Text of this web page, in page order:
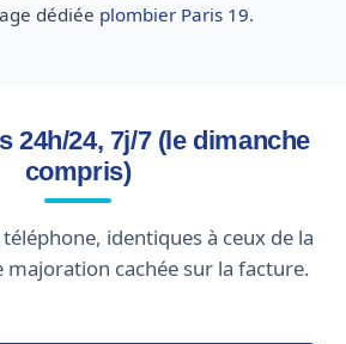
dédiée plombier Paris 19.
24h/24, 7j/7 (le dimanche
compris)
identiques à ceux de la
majoration cachée sur la facture.